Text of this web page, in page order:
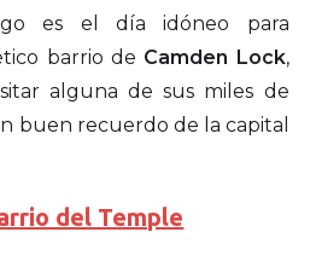
es el día idóneo para
barrio de Camden Lock,
alguna de sus miles de
buen recuerdo de la capital
del Temple